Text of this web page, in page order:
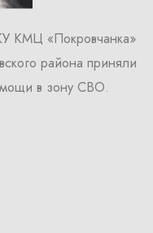
КМЦ «Покровчанка»
района приняли
в зону СВО.